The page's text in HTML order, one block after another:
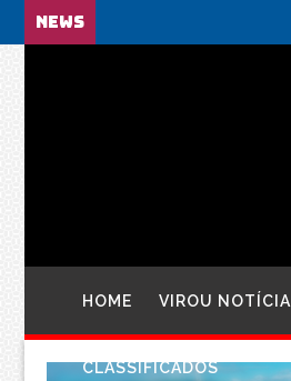
NEWS
HOME VIROU NOTÍCIA
CLASSIFICADOS